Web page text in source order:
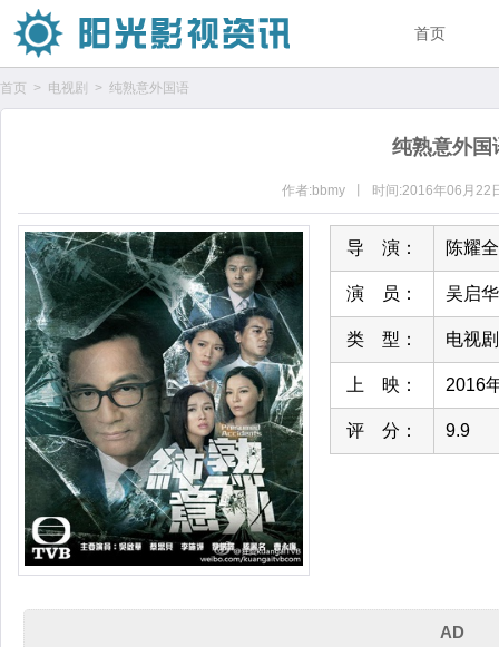
首页
首页 > 电视剧 > 纯熟意外国语
纯熟意外国
作者:bbmy 丨 时间:2016年06月22
导 演： 陈耀全
演 员： 吴启
类 型： 电视剧
上 映： 2016
评 分： 9.9
AD